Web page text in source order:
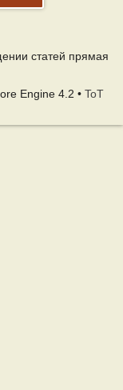
статей прямая
Engine 4.2 • ToT